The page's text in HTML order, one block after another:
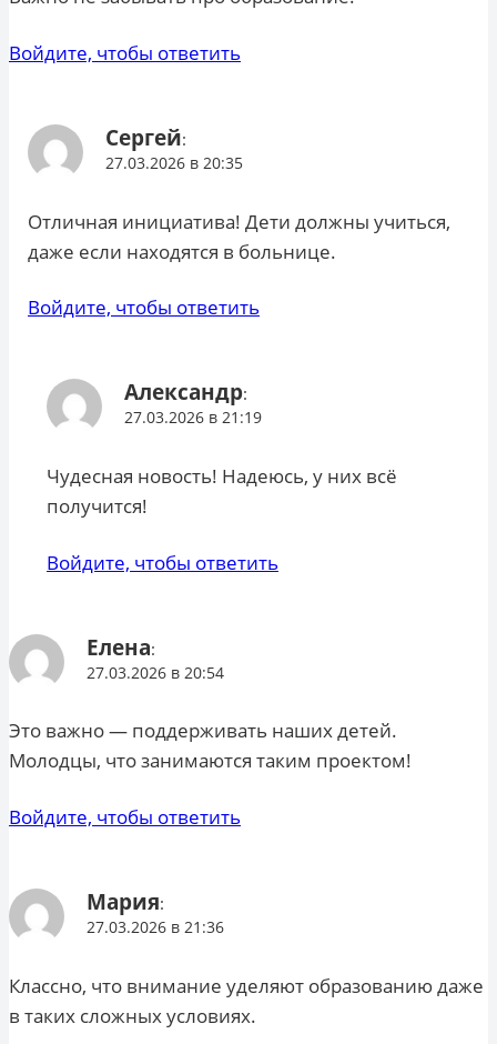
Войдите, чтобы ответить
Сергей:
27.03.2026 в 20:35
Отличная инициатива! Дети должны учиться,
даже если находятся в больнице.
Войдите, чтобы ответить
Александр:
27.03.2026 в 21:19
Чудесная новость! Надеюсь, у них всё
получится!
Войдите, чтобы ответить
Елена:
27.03.2026 в 20:54
Это важно — поддерживать наших детей.
Молодцы, что занимаются таким проектом!
Войдите, чтобы ответить
Мария:
27.03.2026 в 21:36
Классно, что внимание уделяют образованию даже
в таких сложных условиях.